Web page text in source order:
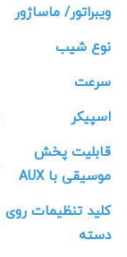
ویبراتور/ ماساژور
نوع شیب
سرعت
اسپیکر
قابلیت پخش
موسیقی با AUX
کلید تنظیمات روی
دسته